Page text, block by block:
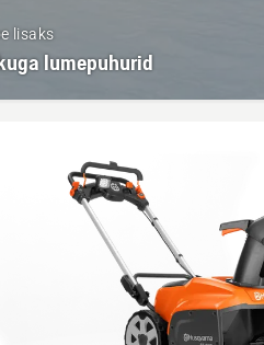
lisaks
lumepuhurid